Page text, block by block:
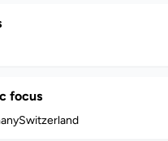
focus
Switzerland